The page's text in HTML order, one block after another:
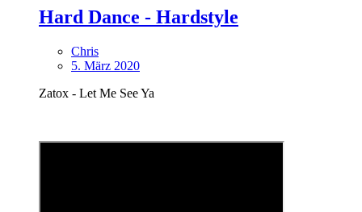
Hard Dance - Hardstyle
Chris
5. März 2020
Zatox - Let Me See Ya